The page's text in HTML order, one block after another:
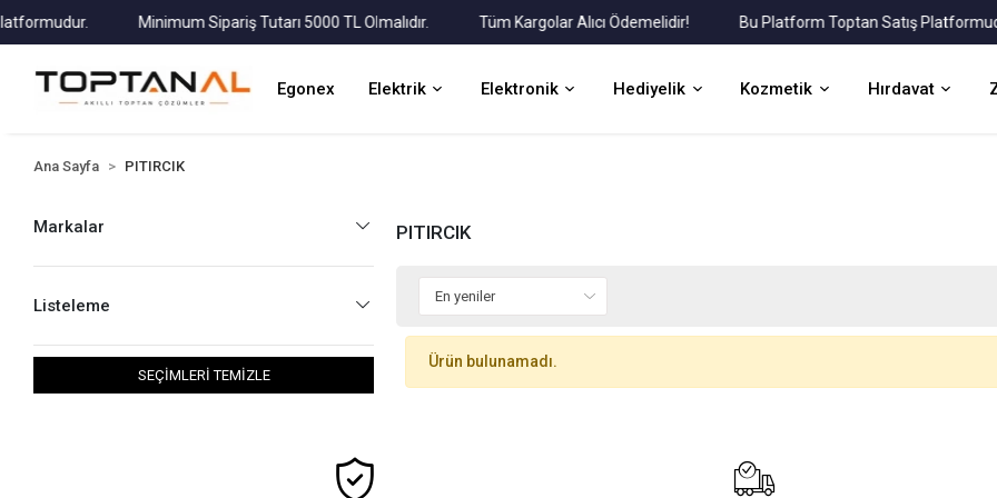
Minimum Sipariş Tutarı 5000 TL Olmalıdır. Tüm Kargolar Alıcı Ödemelidir! Bu Platform Toptan Satış Platformudur.
Egonex Elektrik Elektronik Hediyelik Kozmetik Hırdavat
Ana Sayfa PITIRCIK
Markalar
Listeleme
SEÇİMLERİ TEMİZLE
PITIRCIK
Ürün bulunamadı.